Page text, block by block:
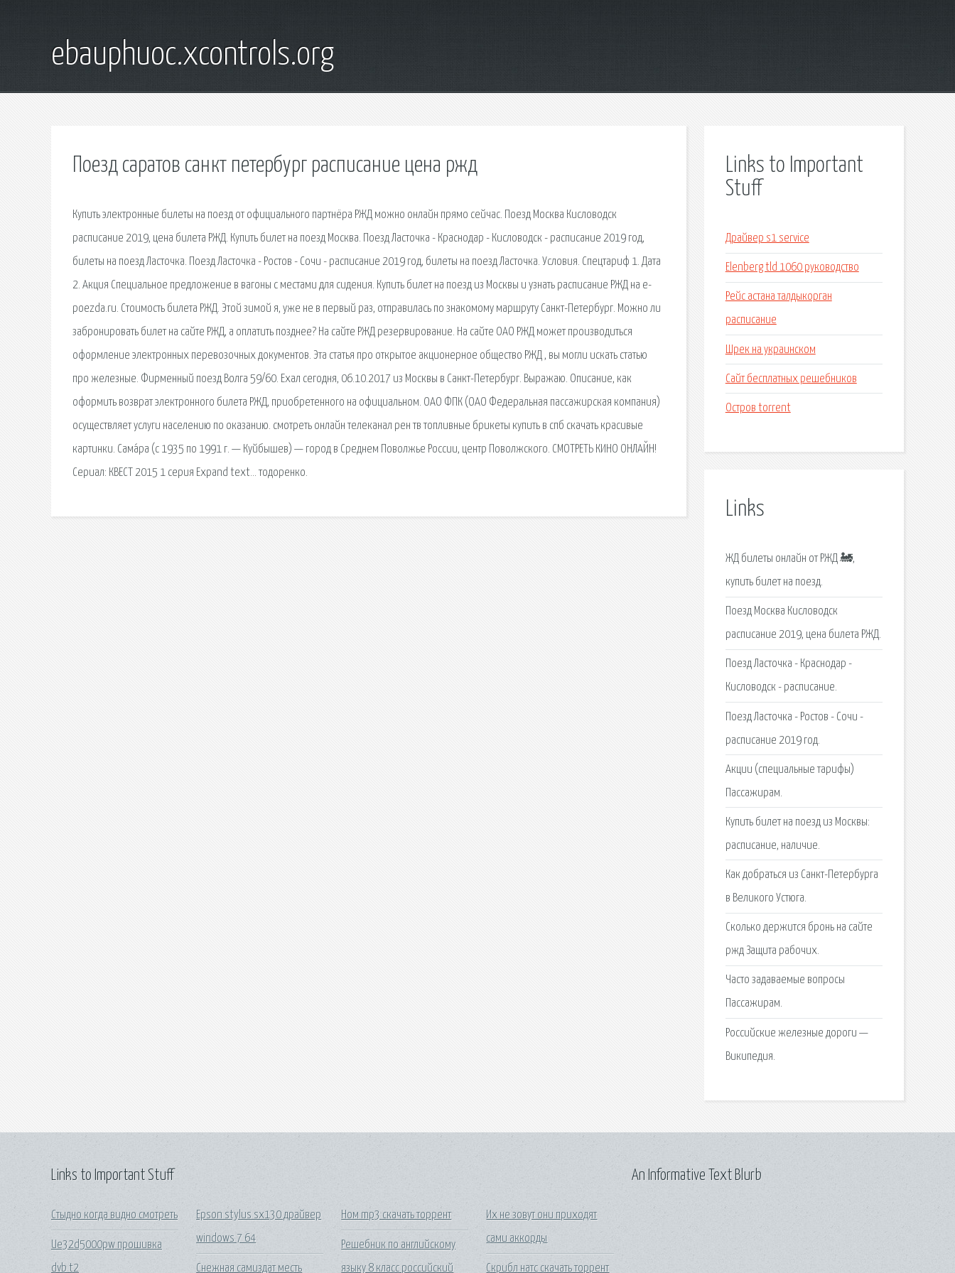
ebauphuoc.xcontrols.org
Поезд саратов санкт петербург расписание цена ржд
Купить электронные билеты на поезд от официального партнёра РЖД можно онлайн прямо сейчас. Поезд Москва Кисловодск
расписание 2019, цена билета РЖД. Купить билет на поезд Москва. Поезд Ласточка - Краснодар - Кисловодск - расписание 2019 год,
билеты на поезд Ласточка. Поезд Ласточка - Ростов - Сочи - расписание 2019 год, билеты на поезд Ласточка. Условия. Спецтариф 1. Дата
2. Акция Специальное предложение в вагоны с местами для сидения. Купить билет на поезд из Москвы и узнать расписание РЖД на e-
poezda.ru. Стоимость билета РЖД. Этой зимой я, уже не в первый раз, отправилась по знакомому маршруту Санкт-Петербург. Можно ли
забронировать билет на сайте РЖД, а оплатить позднее? На сайте РЖД резервирование. На сайте ОАО РЖД может производиться
оформление электронных перевозочных документов. Эта статья про открытое акционерное общество РЖД , вы могли искать статью
про железные. Фирменный поезд Волга 59/60. Ехал сегодня, 06.10.2017 из Москвы в Санкт-Петербург. Выражаю. Описание, как
оформить возврат электронного билета РЖД, приобретенного на официальном. ОАО ФПК (ОАО Федеральная пассажирская компания)
осуществляет услуги населению по оказанию. смотреть онлайн телеканал рен тв топливные брикеты купить в спб скачать красивые
картинки. Сама́ра (с 1935 по 1991 г. — Куйбышев) — город в Среднем Поволжье России, центр Поволжского. СМОТРЕТЬ КИНО ОНЛАЙН!
Сериал: КВЕСТ 2015 1 серия Expand text… тодоренко.
Links to Important
Stuff
Драйвер s1 service
Elenberg tld 1060 руководство
Рейс астана талдыкорган
расписание
Шрек на украинском
Сайт бесплатных решебников
Остров torrent
Links
ЖД билеты онлайн от РЖД 🚂,
купить билет на поезд.
Поезд Москва Кисловодск
расписание 2019, цена билета РЖД.
Поезд Ласточка - Краснодар -
Кисловодск - расписание.
Поезд Ласточка - Ростов - Сочи -
расписание 2019 год.
Акции (специальные тарифы)
Пассажирам.
Купить билет на поезд из Москвы:
расписание, наличие.
Как добраться из Санкт-Петербурга
в Великого Устюга.
Сколько держится бронь на сайте
ржд Защита рабочих.
Часто задаваемые вопросы
Пассажирам.
Российские железные дороги —
Википедия.
Links to Important Stuff
Стыдно когда видно смотреть
Ue32d5000pw прошивка
dvb t2
Epson stylus sx130 драйвер
windows 7 64
Снежная самиздат месть
Ном mp3 скачать торрент
Решебник по английскому
языку 8 класс российский
Их не зовут они приходят
сами аккорды
Скрибл натс скачать торрент
An Informative Text Blurb